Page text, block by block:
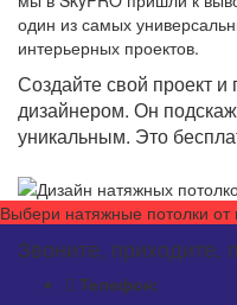
один из самых
интерьерных проектов.
Создайте свой проект и
дизайнером. Он
уникальным. Это
Выбери натяжные потолки от
Звоните, приходите,
Телефон: